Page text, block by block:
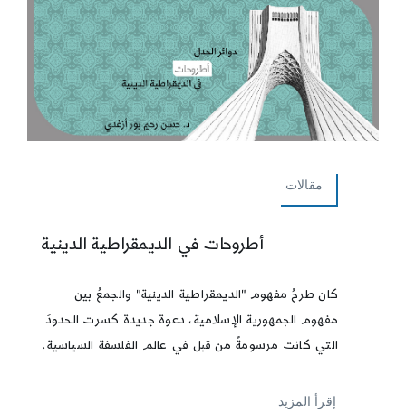
مقالات
أطروحات في الديمقراطية الدينية
كان طرحُ مفهوم "الديمقراطية الدينية" والجمعُ بين
مفهوم الجمهورية الإسلامية، دعوة جديدة كسرت الحدودَ
التي كانت مرسومةً من قبل في عالم الفلسفة السياسية.
إقرأ المزيد